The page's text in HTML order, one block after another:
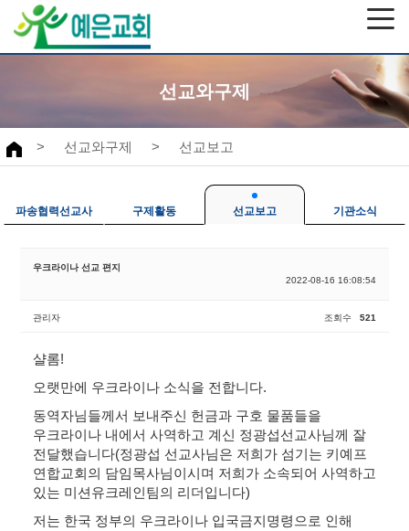
선교와구제
> 선교와구제 > 선교보고
파송협력선교사 구제활동 선교보고 기관소식
우크라이나 선교 편지
2022-08-16 16:08:54
관리자 조회수 521
샬롬!
오랫만에 우크라이나 소식을 전합니다.
동역자님들께서 보내주신 헌금과 구호 물품들을
우크라이나 내에서 사역하고 계신 정광섭선교사님께 잘
전달했습니다(정광섭 선교사님은 저희가 섬기는 키예프
연합교회의 담임목사님이시며 저희가 소속되어 사역하고
있는 미션유크레인팀의 리더입니다)
저는 한국 정부의 우크라이나 입국금지명령으로 인해